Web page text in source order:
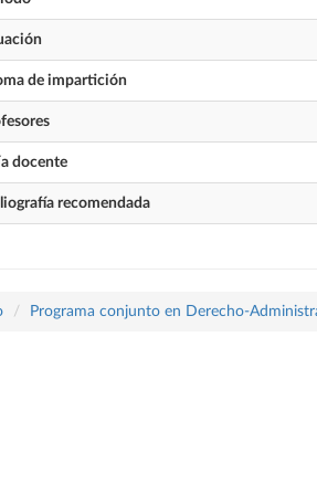
de impartición
docente
recomendada
Programa conjunto en Derecho-